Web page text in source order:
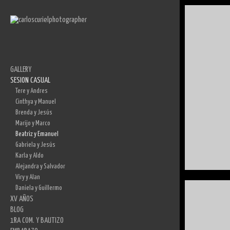
GALLERY
Clementina y Nicolás
Monse y Liron
Mary y Francisco
Anahí y Erick
Lucía y Erick
Daniela y Guillermo
Lupita y Jhonny
SESION CASUAL
Tere y Andres
Cinthya y Manuel
Brenda y Jesús
Marijo y Marco
Beatriz y Emanuel
Gabriela y Jesús
Karla y Aldo
Alejandra y Salvador
Viry y Alan
Daniela y Guillermo
XV AÑOS
Mary
Estefania
BLOG
General
1RA COM. Y BAUTIZO